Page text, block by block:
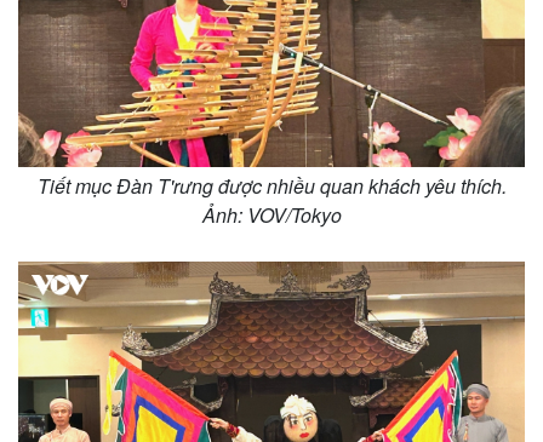
Kinh tế
Bất động sản
Khởi nghiệp
Thị trường
Giá vàng
Tiêu dùng
Tỷ giá
Chứng khoán
Tiết mục Đàn T'rưng được nhiều quan khách yêu thích.
Ảnh: VOV/Tokyo